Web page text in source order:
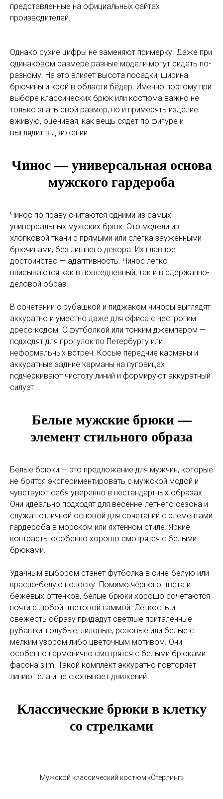
представленные на официальных сайтах
производителей.
Однако сухие цифры не заменяют примерку. Даже при
одинаковом размере разные модели могут сидеть по-
разному. На это влияет высота посадки, ширина
брючины и крой в области бёдер. Именно поэтому при
выборе классических брюк или костюма важно не
только знать свой размер, но и примерять изделие
вживую, оценивая, как вещь сядет по фигуре и
выглядит в движении.
Чинос — универсальная основа
мужского гардероба
Чинос по праву считаются одними из самых
универсальных мужских брюк. Это модели из
хлопковой ткани с прямыми или слегка зауженными
брючинами, без лишнего декора. Их главное
достоинство — адаптивность. Чинос легко
вписываются как в повседневный, так и в сдержанно-
деловой образ.
В сочетании с рубашкой и пиджаком чиносы выглядят
аккуратно и уместно даже для офиса с нестрогим
дресс-кодом. С футболкой или тонким джемпером —
подходят для прогулок по Петербургу или
неформальных встреч. Косые передние карманы и
аккуратные задние карманы на пуговицах
подчёркивают чистоту линий и формируют аккуратный
силуэт.
Белые мужские брюки —
элемент стильного образа
Белые брюки — это предложение для мужчин, которые
не боятся экспериментировать с мужской модой и
чувствуют себя уверенно в нестандартных образах.
Они идеально подходят для весенне-летнего сезона и
служат отличной основой для сочетаний с элементами
гардероба в морском или яхтенном стиле. Яркие
контрасты особенно хорошо смотрятся с белыми
брюками.
Удачным выбором станет футболка в сине-белую или
красно-белую полоску. Помимо чёрного цвета и
бежевых оттенков, белые брюки хорошо сочетаются
почти с любой цветовой гаммой. Лёгкость и
свежесть образу придадут светлые приталенные
рубашки: голубые, лиловые, розовые или белые с
мелким узором либо цветочным мотивом. Они
особенно гармонично смотрятся с белыми брюками
фасона slim. Такой комплект аккуратно повторяет
линию тела и не сковывает движений.
Классические брюки в клетку
со стрелками
Мужской классический костюм «Стерлинг»